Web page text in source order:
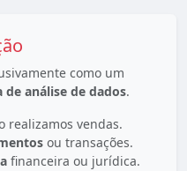
como um
análise de dados.
realizamos vendas.
ou transações.
financeira ou jurídica.